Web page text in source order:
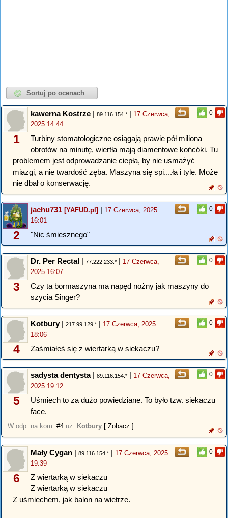
0
1
kawerna Kostrze | 89.116.154.* | 17 Czerwca,
2025 14:44
Turbiny stomatologiczne osiągają prawie pół miliona
obrotów na minutę, wiertła mają diamentowe końcóki. Tu
problemem jest odprowadzanie ciepła, by nie usmażyć
miazgi, a nie twardość zęba. Maszyna się spi....ła i tyle. Może
nie dbał o konserwację.
0
2
jachu731 [YAFUD.pl] | 17 Czerwca, 2025
16:01
"Nic śmiesznego"
0
3
Dr. Per Rectal | 77.222.233.* | 17 Czerwca,
2025 16:07
Czy ta bormaszyna ma napęd nożny jak maszyny do
szycia Singer?
0
4
Kotbury| 217.99.129.* | 17 Czerwca, 2025
18:06
Zaśmiałeś się z wiertarką w siekaczu?
0
5
sadysta dentysta| 89.116.154.* | 17 Czerwca,
2025 19:12
Uśmiech to za dużo powiedziane. To było tzw. siekaczu
face.
W odp. na kom. #4 uż. Kotbury [ Zobacz ]
0
6
Mały Cygan | 89.116.154.* | 17 Czerwca, 2025
19:39
Z wiertarką w siekaczu
Z wiertarką w siekaczu
Z uśmiechem, jak balon na wietrze.